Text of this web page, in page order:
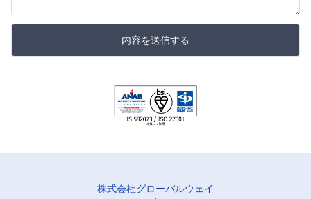
内容を送信する
株式会社グローバルウェイ